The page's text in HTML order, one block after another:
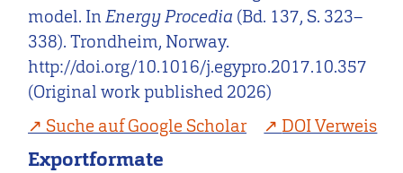
model. InEnergy Procedia (Bd. 137, S. 323–
338). Trondheim, Norway.
http://doi.org/10.1016/j.egypro.2017.10.357
(Original work published 2026)
Suche auf Google Scholar
DOI Verweis
Exportformate